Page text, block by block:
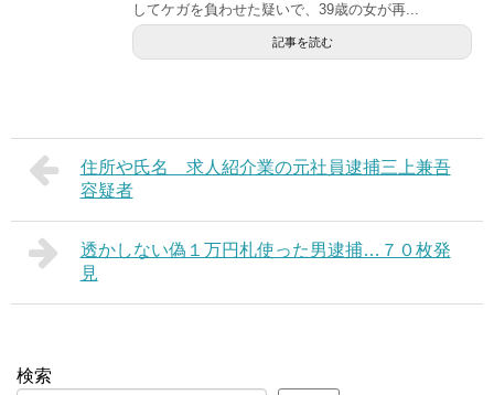
してケガを負わせた疑いで、39歳の女が再...
記事を読む
住所や氏名 求人紹介業の元社員逮捕三上兼吾
容疑者
透かしない偽１万円札使った男逮捕…７０枚発
見
検索